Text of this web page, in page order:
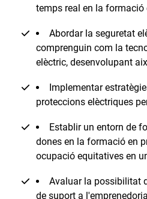
temps real en la formació
Abordar la seguretat
comprenguin com la
elèctric, desenvolupant
Implementar
proteccions elèctriques
Establir un entorn de
dones en la formació en
ocupació equitatives en
Avaluar la possibilitat
de suport a